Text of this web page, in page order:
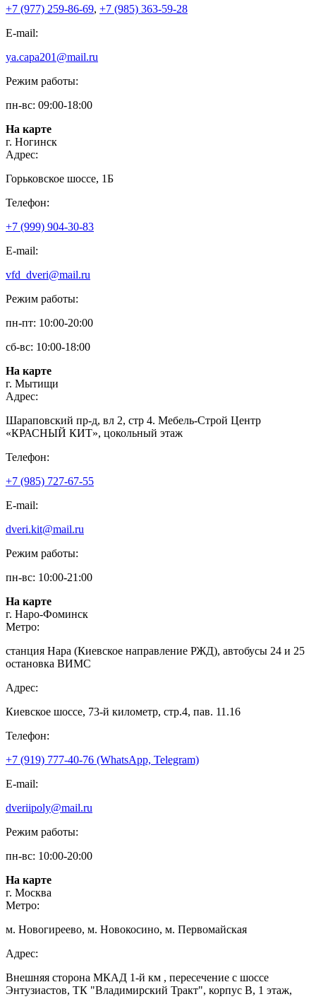
+7 (977) 259-86-69, +7 (985) 363-59-28
E-mail:
ya.capa201@mail.ru
Режим работы:
пн-вс: 09:00-18:00
На карте
г. Ногинск
Адрес:
Горьковское шоссе, 1Б
Телефон:
+7 (999) 904-30-83
E-mail:
vfd_dveri@mail.ru
Режим работы:
пн-пт: 10:00-20:00
сб-вс: 10:00-18:00
На карте
г. Мытищи
Адрес:
Шараповский пр-д, вл 2, стр 4. Мебель-Строй Центр
«КРАСНЫЙ КИТ», цокольный этаж
Телефон:
+7 (985) 727-67-55
E-mail:
dveri.kit@mail.ru
Режим работы:
пн-вс: 10:00-21:00
На карте
г. Наро-Фоминск
Метро:
станция Нара (Киевское направление РЖД), автобусы 24 и 25
остановка ВИМС
Адрес:
Киевское шоссе, 73-й километр, стр.4, пав. 11.16
Телефон:
+7 (919) 777-40-76 (WhatsApp, Telegram)
E-mail:
dveriipoly@mail.ru
Режим работы:
пн-вс: 10:00-20:00
На карте
г. Москва
Метро:
м. Новогиреево, м. Новокосино, м. Первомайская
Адрес:
Внешняя сторона МКАД 1-й км , пересечение с шоссе
Энтузиастов, ТК "Владимирский Тракт", корпус В, 1 этаж,